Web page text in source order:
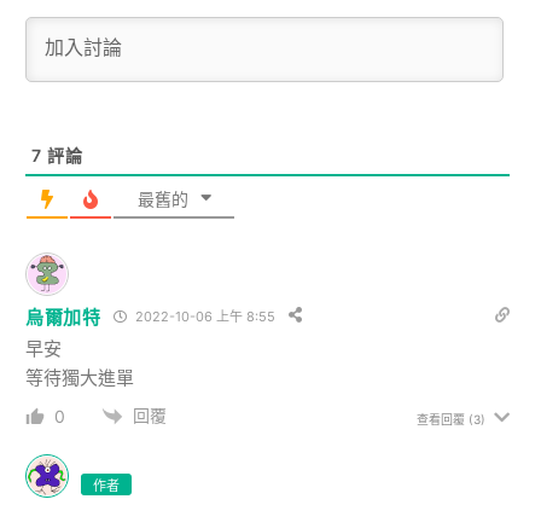
7 評論
最舊的
烏爾加特 2022-10-06 上午 8:55
早安
等待獨大進單
0 回覆 查看回覆 (3)
作者